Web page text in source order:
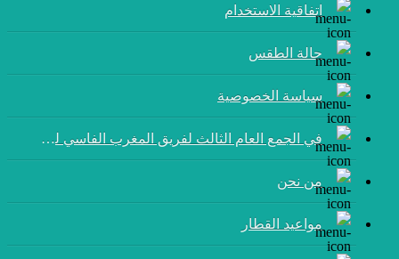
اتفاقية الاستخدام
حالة الطقس
سياسة الخصوصية
في الجمع العام الثالث لفريق المغرب الفاسي لكرة القدم:
من نحن
مواعيد القطار